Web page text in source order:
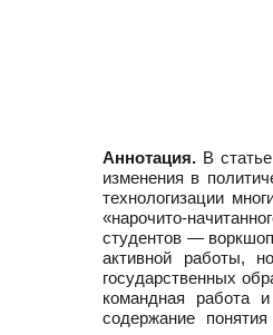
Аннотация. В
изменения в
технологизации
«нарочито-
студентов —
активной работы,
государственных
командная работа
содержание